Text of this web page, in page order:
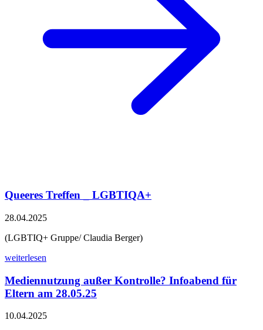
Queeres Treffen _ LGBTIQA+
28.04.2025
(LGBTIQ+ Gruppe/ Claudia Berger)
weiterlesen
Mediennutzung außer Kontrolle? Infoabend für
Eltern am 28.05.25
10.04.2025